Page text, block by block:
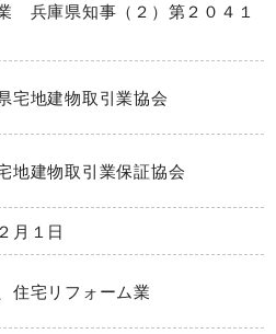
兵庫県知事（２）第２０４１
宅地建物取引業協会
地建物取引業保証協会
月１日
住宅リフォーム業